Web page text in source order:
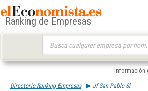
Ranking de Empresas
Directorio Ranking Empresas Jf San Pablo Sl